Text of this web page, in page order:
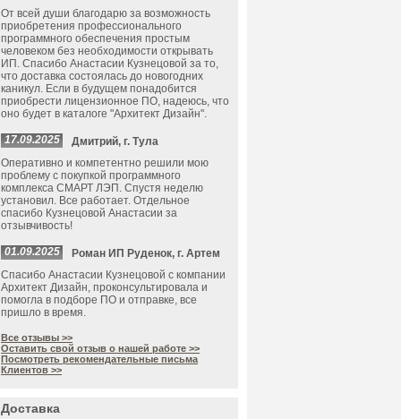
От всей души благодарю за возможность
приобретения профессионального
программного обеспечения простым
человеком без необходимости открывать
ИП. Спасибо Анастасии Кузнецовой за то,
что доставка состоялась до новогодних
каникул. Если в будущем понадобится
приобрести лицензионное ПО, надеюсь, что
оно будет в каталоге "Архитект Дизайн".
17.09.2025
Дмитрий, г. Тула
Оперативно и компетентно решили мою
проблему с покупкой программного
комплекса СМАРТ ЛЭП. Спустя неделю
установил. Все работает. Отдельное
спасибо Кузнецовой Анастасии за
отзывчивость!
01.09.2025
Роман ИП Руденок, г. Артем
Спасибо Анастасии Кузнецовой с компании
Архитект Дизайн, проконсультировала и
помогла в подборе ПО и отправке, все
пришло в время.
Все отзывы >>
Оставить свой отзыв о нашей работе >>
Посмотреть рекомендательные письма
Клиентов >>
Доставка